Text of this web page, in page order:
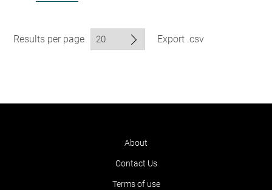
Results per page Export .csv
About
Contact Us
Terms of use